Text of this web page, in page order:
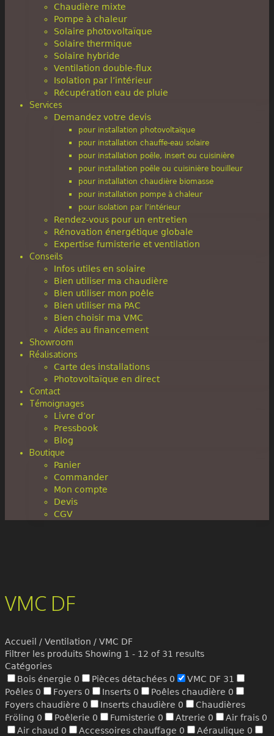
Chaudière mixte
Pompe à chaleur
Solaire photovoltaïque
Solaire thermique
Solaire hybride
Ventilation double-flux
Isolation par l’intérieur
Récupération eau de pluie
Services
Demandez votre devis
pour installation photovoltaïque
pour installation chauffe-eau solaire
pour installation poêle, insert ou cuisinière
pour installation poêle ou cuisinière bouilleur
pour installation chaudière biomasse
pour installation pompe à chaleur
pour isolation par l’intérieur
Rendez-vous pour un entretien
Rénovation énergétique globale
Expertise fumisterie et ventilation
Conseils
Infos utiles en solaire
Bien utiliser ma chaudière
Bien utiliser mon poêle
Bien utiliser ma PAC
Bien choisir ma VMC
Aides au financement
Showroom
Réalisations
Carte des installations
Photovoltaïque en direct
Contact
Témoignages
Livre d’or
Pressbook
Blog
Boutique
Panier
Commander
Mon compte
Devis
CGV
VMC DF
Accueil / Ventilation / VMC DF
Filtrer les produits Showing 1 - 12 of 31 results
Catégories
Bois énergie 0 Pièces détachées 0 VMC DF 31
Poêles 0 Foyers 0 Inserts 0 Poêles chaudière 0
Foyers chaudière 0 Inserts chaudière 0
Chaudières
Fröling 0 Poêlerie 0 Fumisterie 0 Atrerie 0 Air frais 0
Air chaud 0 Accessoires chauffage 0 Aéraulique 0